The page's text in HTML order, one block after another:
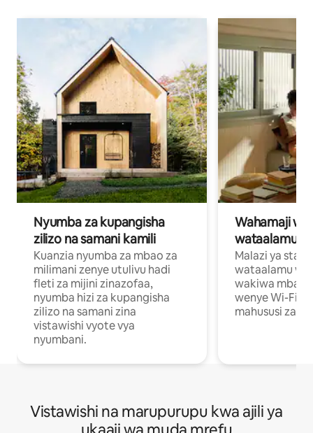
Nyumba za kupangisha
zilizo na samani kamili
Kuanzia nyumba za mbao za
milimani zenye utulivu hadi
fleti za mijini zinazofaa,
nyumba hizi za kupangisha
zilizo na samani zina
vistawishi vyote vya
nyumbani.
Wahamaji
wataalamu
Malazi ya
wataalamu
wakiwa mbali
wenye Wi-Fi
mahususi za
Vistawishi na marupurupu kwa ajili ya